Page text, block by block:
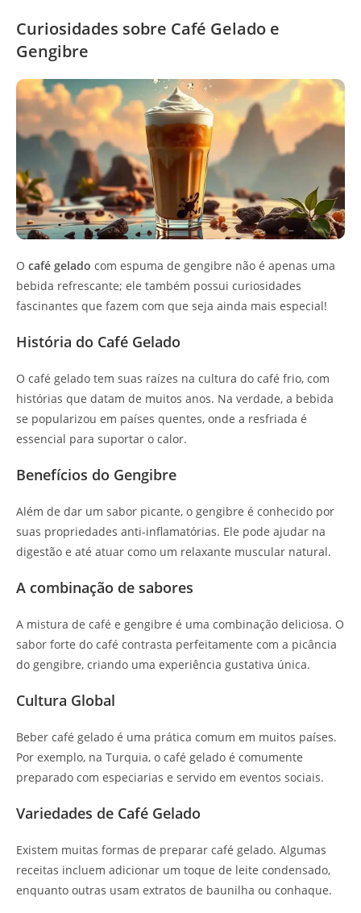
Curiosidades sobre Café Gelado e
Gengibre
O café gelado com espuma de gengibre não é apenas uma
bebida refrescante; ele também possui curiosidades
fascinantes que fazem com que seja ainda mais especial!
História do Café Gelado
O café gelado tem suas raízes na cultura do café frio, com
histórias que datam de muitos anos. Na verdade, a bebida
se popularizou em países quentes, onde a resfriada é
essencial para suportar o calor.
Benefícios do Gengibre
Além de dar um sabor picante, o gengibre é conhecido por
suas propriedades anti-inflamatórias. Ele pode ajudar na
digestão e até atuar como um relaxante muscular natural.
A combinação de sabores
A mistura de café e gengibre é uma combinação deliciosa. O
sabor forte do café contrasta perfeitamente com a picância
do gengibre, criando uma experiência gustativa única.
Cultura Global
Beber café gelado é uma prática comum em muitos países.
Por exemplo, na Turquia, o café gelado é comumente
preparado com especiarias e servido em eventos sociais.
Variedades de Café Gelado
Existem muitas formas de preparar café gelado. Algumas
receitas incluem adicionar um toque de leite condensado,
enquanto outras usam extratos de baunilha ou conhaque.